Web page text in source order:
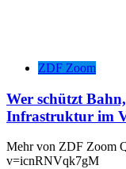
ZDF Zoom
Wer schützt
Infrastruktur im
Mehr von ZDF Zoom
v=icnRNVqk7gM